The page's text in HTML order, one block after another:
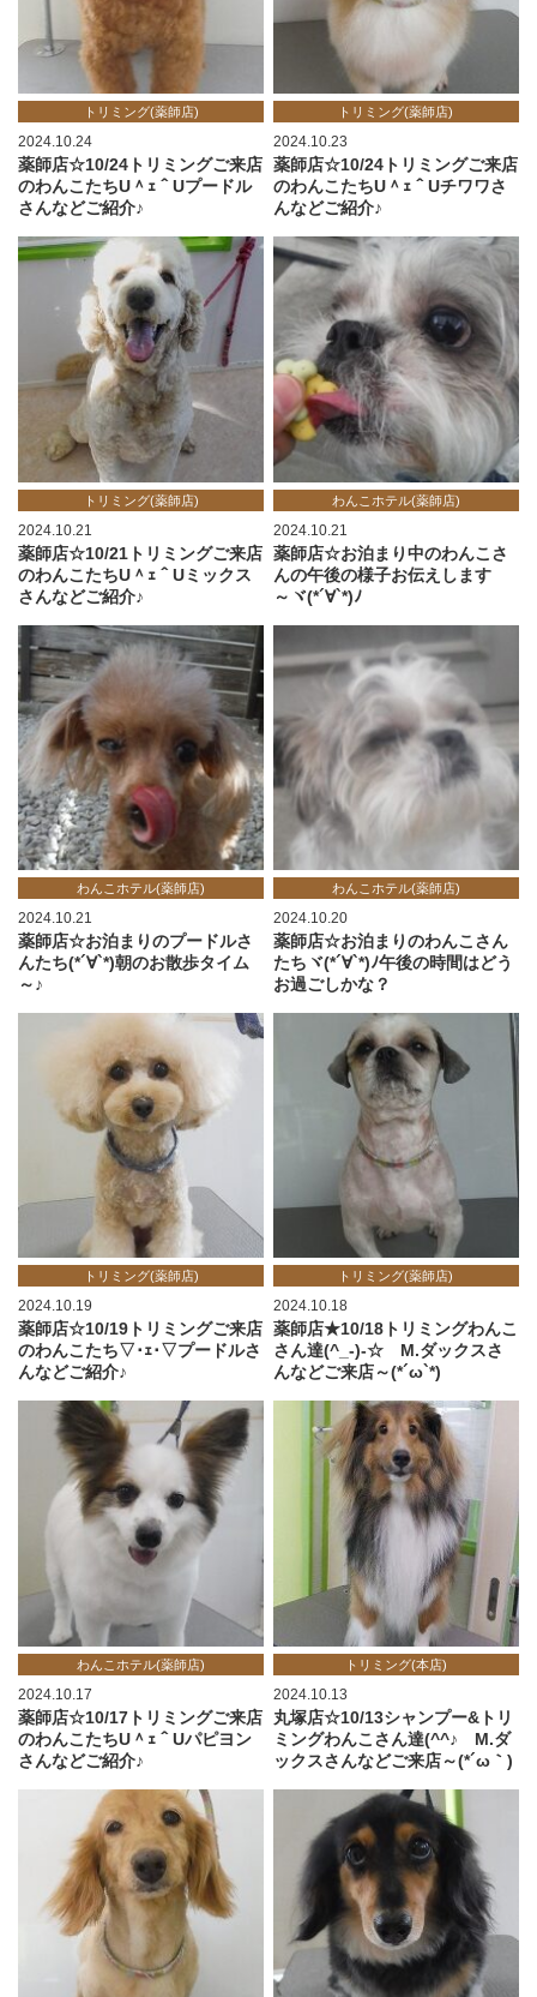
トリミング(薬師店)
2024.10.24
薬師店☆10/24トリミングご来店
のわんこたちU＾ｪ＾Uプードル
さんなどご紹介♪
トリミング(薬師店)
2024.10.23
薬師店☆10/24トリミングご来店
のわんこたちU＾ｪ＾Uチワワさ
んなどご紹介♪
トリミング(薬師店)
2024.10.21
薬師店☆10/21トリミングご来店
のわんこたちU＾ｪ＾Uミックス
さんなどご紹介♪
わんこホテル(薬師店)
2024.10.21
薬師店☆お泊まり中のわんこさ
んの午後の様子お伝えします
～ヾ(*´∀`*)ﾉ
わんこホテル(薬師店)
2024.10.21
薬師店☆お泊まりのプードルさ
んたち(*´∀`*)朝のお散歩タイム
～♪
わんこホテル(薬師店)
2024.10.20
薬師店☆お泊まりのわんこさん
たちヾ(*´∀`*)ﾉ午後の時間はどう
お過ごしかな？
トリミング(薬師店)
2024.10.19
薬師店☆10/19トリミングご来店
のわんこたち▽･ｪ･▽プードルさ
んなどご紹介♪
トリミング(薬師店)
2024.10.18
薬師店★10/18トリミングわんこ
さん達(^_-)-☆ M.ダックスさ
んなどご来店～(*´ω`*)
わんこホテル(薬師店)
2024.10.17
薬師店☆10/17トリミングご来店
のわんこたちU＾ｪ＾Uパピヨン
さんなどご紹介♪
トリミング(本店)
2024.10.13
丸塚店☆10/13シャンプー&トリ
ミングわんこさん達(^^♪ M.ダ
ックスさんなどご来店～(*´ω｀)